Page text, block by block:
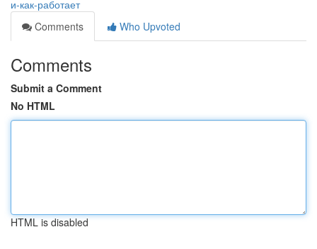
и-как-работает
Comments
Who Upvoted
Comments
Submit a Comment
No HTML
HTML is disabled